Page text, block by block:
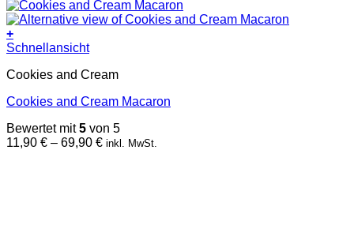
+
Dieses
weist
Varianten
Die
Optionen
Schnellansicht
Cookies and Cream
Cookies and Cream Macaron
Bewertet mit5 von 5
11,90 € – 69,90 €Preisspanne:
inkl. MwSt.